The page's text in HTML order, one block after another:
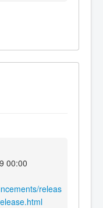
00:00
releas